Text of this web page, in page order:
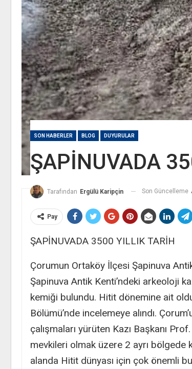
SON HABERLER BLOG DUYURULAR
ŞAPİNUVADA
Tarafından Ergülü Karipçin Son Güncelleme
Pay
ŞAPİNUVADA 3500 YILLIK TARİH
Çorumun Ortaköy İlçesi Şapinuva
Şapinuva Antik Kenti’ndeki arkeoloji
kemiği bulundu. Hitit dönemine ait
Bölümü’nde incelemeye alındı.
çalışmaları yürüten Kazı Başkanı
mevkileri olmak üzere 2 ayrı bölgede
alanda Hitit dünyası için çok önemli